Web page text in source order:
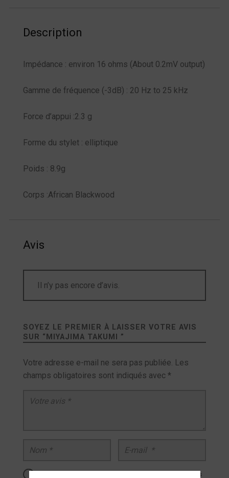
Description
Impédance : environ 16 ohms (About 0.2mV output)
Gamme de fréquence (-3dB) : 20 Hz to 25 kHz
Force d’appui :2.3 g
Forme du stylet : elliptique
Poids : 8.9g
Corps :African Blackwood
Avis
Il n’y pas encore d’avis.
SOYEZ LE PREMIER À LAISSER VOTRE AVIS
SUR “ MIYAJIMA TAKUMI ”
Votre adresse e-mail ne sera pas publiée. Les
champs obligatoires sont indiqués avec *
Enregistrer mon nom, mon e-mail et mon site dans